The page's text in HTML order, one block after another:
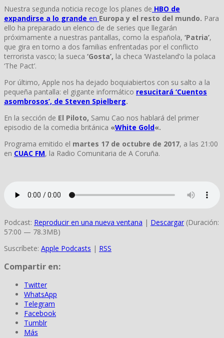
Nuestra segunda noticia recoge los planes de HBO de
expandirse a lo grande en Europa y el resto del mundo. Para
ello ha preparado un elenco de de series que llegarán
próximamente a nuestras pantallas, como la española, ‘Patria’,
que gira en torno a dos familias enfrentadas por el conflicto
terrorista vasco; la sueca ‘Gosta’, la checa ‘Wasteland’o la polaca
‘The Pact’.
Por último, Apple nos ha dejado boquiabiertos con su salto a la
pequeña pantalla: el gigante informático resucitará ‘Cuentos
asombrosos’, de Steven Spielberg.
En la sección de El Piloto, Samu Cao nos hablará del primer
episodio de la comedia británica «White Gold«.
Programa emitido el martes 17 de octubre de 2017, a las 21:00
en CUAC FM, la Radio Comunitaria de A Coruña.
Podcast: Reproducir en una nueva ventana | Descargar (Duración:
57:00 — 78.3MB)
Suscríbete: Apple Podcasts | RSS
Compartir en:
Twitter
WhatsApp
Telegram
Facebook
Tumblr
Más